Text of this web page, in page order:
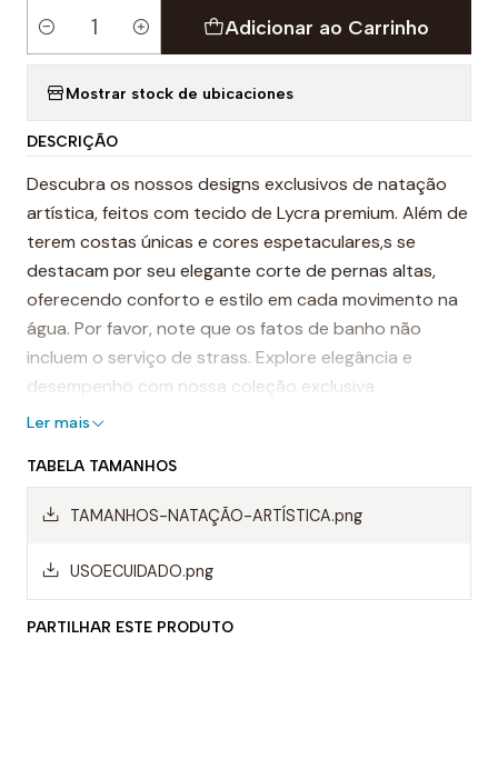
Quantidade
Adicionar ao Carrinho
Mostrar stock de ubicaciones
DESCRIÇÃO
Descubra os nossos designs exclusivos de natação
artística, feitos com tecido de Lycra premium. Além de
terem costas únicas e cores espetaculares,s se
destacam por seu elegante corte de pernas altas,
oferecendo conforto e estilo em cada movimento na
água. Por favor, note que os fatos de banho não
incluem o serviço de strass. Explore elegância e
desempenho com nossa coleção exclusiva.
Ler mais
TABELA TAMANHOS
TAMANHOS-NATAÇÃO-ARTÍSTICA.png
USOECUIDADO.png
PARTILHAR ESTE PRODUTO